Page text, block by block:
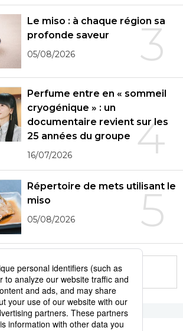
3
Le miso : à chaque région sa
profonde saveur
05/08/2026
4
Perfume entre en « sommeil
cryogénique » : un
documentaire revient sur les
25 années du groupe
16/07/2026
5
Répertoire de mets utilisant le
miso
05/08/2026
More in this series